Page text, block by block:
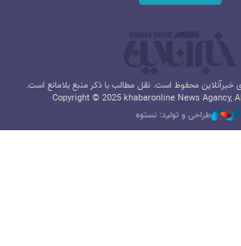
محفوظ است. نقل مطالب با ذکر منبع بلامانع است.
Copyright © 2025 khabaronline News Agancy,
طراحی و تولید: نستوه